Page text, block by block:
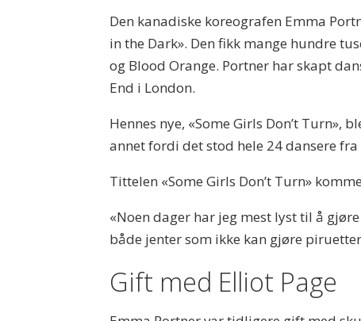
Den kanadiske koreografen Emma
in the Dark». Den fikk mange hundre
og Blood Orange. Portner har skapt
End i London.
Hennes nye, «Some Girls Don’t Turn»,
annet fordi det stod hele 24 dansere
Tittelen «Some Girls Don’t Turn»
«Noen dager har jeg mest lyst til å
både jenter som ikke kan gjøre
Gift med Elliot Page